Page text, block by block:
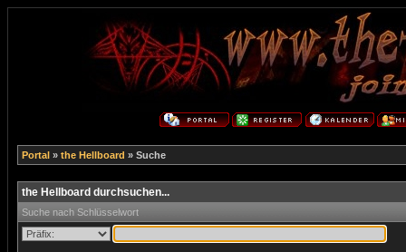
Portal » the Hellboard » Suche
the Hellboard durchsuchen...
Suche nach Schlüsselwort